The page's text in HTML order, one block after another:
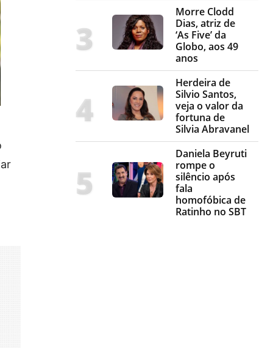
Morre Clodd
Dias, atriz de
‘As Five’ da
Globo, aos 49
anos
Herdeira de
Silvio Santos,
veja o valor da
fortuna de
Silvia Abravanel
Daniela Beyruti
rompe o
silêncio após
fala
homofóbica de
Ratinho no SBT